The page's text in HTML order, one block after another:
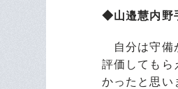
◆山邉慧内野
自分は守備
評価してもら
かったと思い